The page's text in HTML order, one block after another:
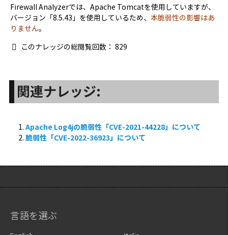
Firewall Analyzerでは、Apache Tomcatを使用していますが、
バージョン「8.5.43」を使用しているため、 本脆弱性の影響はあ
りません。
このナレッジの総閲覧回数： 829
関連ナレッジ:
Apache Log4jの脆弱性「CVE-2021-44228」について
脆弱性「CVE-2022-36923」について
言語を選ぶ